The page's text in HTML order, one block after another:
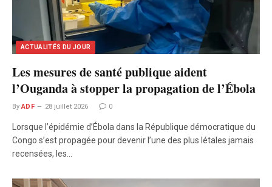
ACTUALITÉS DU JOUR
Les mesures de santé publique aident
l’Ouganda à stopper la propagation de l’Ébola
By ADF 28 juillet 2026 0
Lorsque l’épidémie d’Ébola dans la République démocratique du
Congo s’est propagée pour devenir l’une des plus létales jamais
recensées, les…